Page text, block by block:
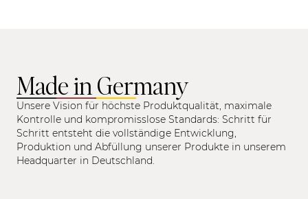
Made in Germany
Unsere Vision für höchste Produktqualität, maximale
Kontrolle und kompromisslose Standards: Schritt für
Schritt entsteht die vollständige Entwicklung,
Produktion und Abfüllung unserer Produkte in unserem
Headquarter in Deutschland.